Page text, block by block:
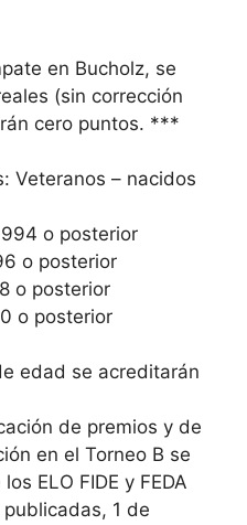
en Bucholz, se
(sin corrección
cero puntos. ***
Veteranos – nacidos
o posterior
o posterior
o posterior
o posterior
edad se acreditarán
de premios y de
en el Torneo B se
ELO FIDE y FEDA
1 de